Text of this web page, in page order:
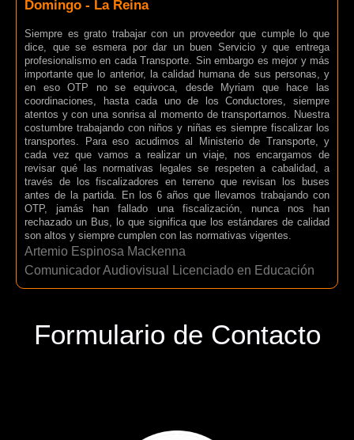
Domingo - La Reina
Siempre es grato trabajar con un proveedor que cumple lo que
dice, que se esmera por dar un buen Servicio y que entrega
profesionalismo en cada Transporte. Sin embargo es mejor y más
importante que lo anterior, la calidad humana de sus personas, y
en eso OTP no se equivoca, desde Myriam que hace las
coordinaciones, hasta cada uno de los Conductores, siempre
atentos y con una sonrisa al momento de transportarnos. Nuestra
costumbre trabajando con niños y niñas es siempre fiscalizar los
transportes. Para eso acudimos al Ministerio de Transporte, y
cada vez que vamos a realizar un viaje, nos encargamos de
revisar qué las normativas legales se respeten a cabalidad, a
través de los fiscalizadores en terreno que revisan los buses
antes de la partida. En los 6 años que llevamos trabajando con
OTP, jamás han fallado una fiscalización, nunca nos han
rechazado un Bus, lo que significa que los estándares de calidad
son altos y siempre cumplen con las normativas vigentes.
Artemio Espinosa Mackenna
Comunicador Audiovisual Licenciado en Educación
Formulario de Contacto